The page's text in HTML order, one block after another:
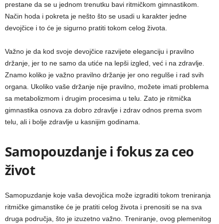
prestane da se u jednom trenutku bavi ritmičkom gimnastikom.
Način hoda i pokreta je nešto što se usadi u karakter jedne
devojčice i to će je sigurno pratiti tokom celog života.
Važno je da kod svoje devojčice razvijete eleganciju i pravilno
držanje, jer to ne samo da utiće na lepši izgled, već i na zdravlje.
Znamo koliko je važno pravilno držanje jer ono regulše i rad svih
organa. Ukoliko vaše držanje nije pravilno, možete imati problema
sa metabolizmom i drugim procesima u telu. Zato je ritmička
gimnastika osnova za dobro zdravlje i zdrav odnos prema svom
telu, ali i bolje zdravlje u kasnijim godinama.
Samopouzdanje i fokus za ceo
život
Samopuzdanje koje vaša devojčica može izgraditi tokom treniranja
ritmičke gimanstike će je pratiti celog života i prenositi se na sva
druga područja, što je izuzetno važno. Treniranje, ovog plemenitog